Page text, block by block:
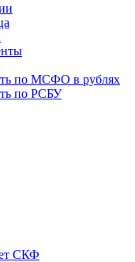
по МСФО в рублях
по РСБУ
СКФ